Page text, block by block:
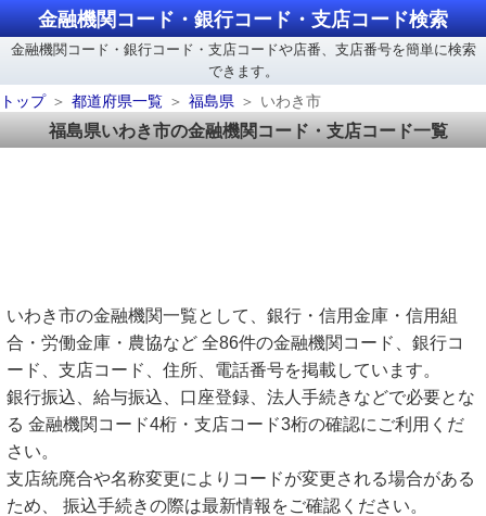
金融機関コード・銀行コード・支店コード検索
金融機関コード・銀行コード・支店コードや店番、支店番号を簡単に検索
できます。
トップ
都道府県一覧 福島県 いわき市
福島県いわき市の金融機関コード・支店コード一覧
いわき市の金融機関一覧として、銀行・信用金庫・信用組
合・労働金庫・農協など 全86件の金融機関コード、銀行コ
ード、支店コード、住所、電話番号を掲載しています。
銀行振込、給与振込、口座登録、法人手続きなどで必要とな
る 金融機関コード4桁・支店コード3桁の確認にご利用くだ
さい。
支店統廃合や名称変更によりコードが変更される場合がある
ため、 振込手続きの際は最新情報をご確認ください。